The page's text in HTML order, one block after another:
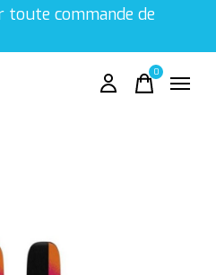
commande de
0items